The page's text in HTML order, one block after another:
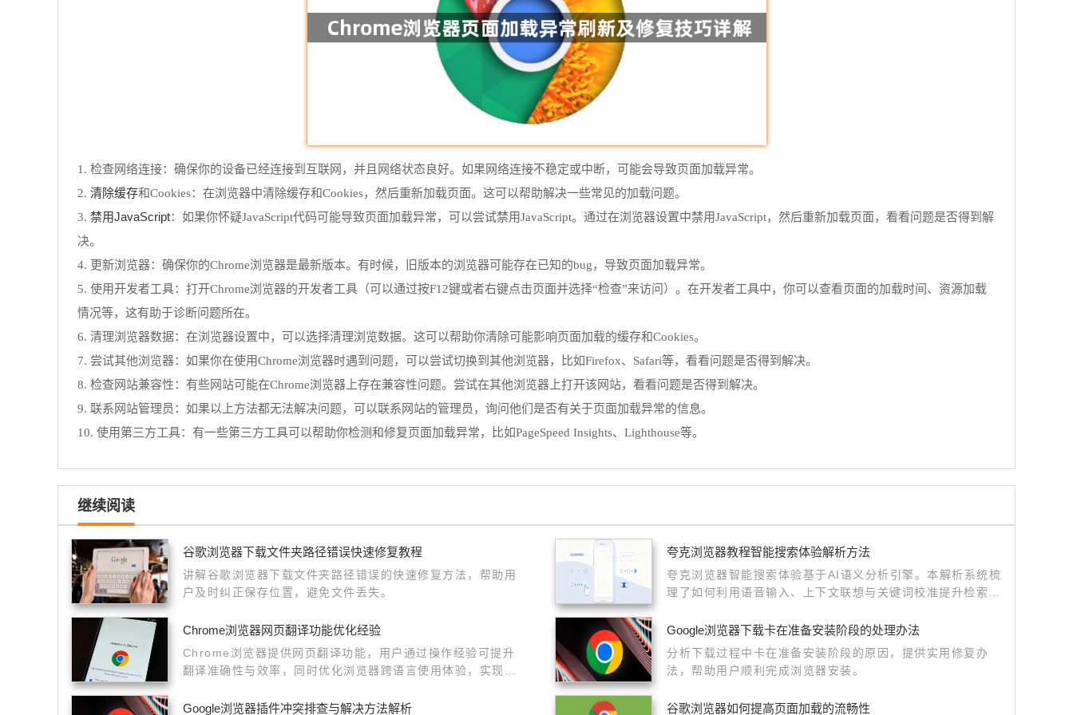
1. 检查网络连接：确保你的设备已经连接到互联网，并且网络状态良好。如果网络连接不稳定或中断，可能会导致页面加载异常。
2. 清除缓存和Cookies：在浏览器中清除缓存和Cookies，然后重新加载页面。这可以帮助解决一些常见的加载问题。
3. 禁用JavaScript：如果你怀疑JavaScript代码可能导致页面加载异常，可以尝试禁用JavaScript。通过在浏览器设置中禁用JavaScript，然后重新加载页面，看看问题是否得到解
决。
4. 更新浏览器：确保你的Chrome浏览器是最新版本。有时候，旧版本的浏览器可能存在已知的bug，导致页面加载异常。
5. 使用开发者工具：打开Chrome浏览器的开发者工具（可以通过按F12键或者右键点击页面并选择“检查”来访问）。在开发者工具中，你可以查看页面的加载时间、资源加载
情况等，这有助于诊断问题所在。
6. 清理浏览器数据：在浏览器设置中，可以选择清理浏览数据。这可以帮助你清除可能影响页面加载的缓存和Cookies。
7. 尝试其他浏览器：如果你在使用Chrome浏览器时遇到问题，可以尝试切换到其他浏览器，比如Firefox、Safari等，看看问题是否得到解决。
8. 检查网站兼容性：有些网站可能在Chrome浏览器上存在兼容性问题。尝试在其他浏览器上打开该网站，看看问题是否得到解决。
9. 联系网站管理员：如果以上方法都无法解决问题，可以联系网站的管理员，询问他们是否有关于页面加载异常的信息。
10. 使用第三方工具：有一些第三方工具可以帮助你检测和修复页面加载异常，比如PageSpeed Insights、Lighthouse等。
继续阅读
谷歌浏览器下载文件夹路径错误快速修复教程
讲解谷歌浏览器下载文件夹路径错误的快速修复方法，帮助用
户及时纠正保存位置，避免文件丢失。
夸克浏览器教程智能搜索体验解析方法
夸克浏览器智能搜索体验基于AI语义分析引擎。本解析系统梳
理了如何利用语音输入、上下文联想与关键词校准提升检索效
Chrome浏览器网页翻译功能优化经验
Chrome浏览器提供网页翻译功能，用户通过操作经验可提升
翻译准确性与效率，同时优化浏览器跨语言使用体验，实现高
Google浏览器下载卡在准备安装阶段的处理办法
分析下载过程中卡在准备安装阶段的原因，提供实用修复办
法，帮助用户顺利完成浏览器安装。
Google浏览器插件冲突排查与解决方法解析 谷歌浏览器如何提高页面加载的流畅性